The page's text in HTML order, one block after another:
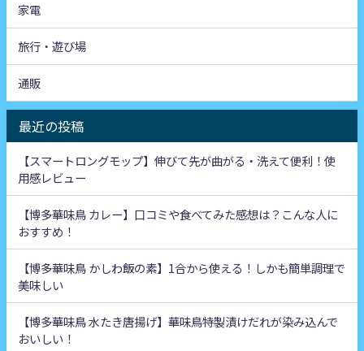
家電
旅行・遊び場
通販
最近の投稿
【スマートロングモップ】伸びて先が曲がる・洗えて便利！使
用感レビュー
【博多華味鳥 カレー】口コミや食べてみた感想は？こんな人に
おすすめ！
【博多華味鳥 かしわ飯の素】1合から使える！しかも簡単調理で
美味しい
【博多華味鳥 水たき唐揚げ】華味鳥特製漬けだれが染み込んで
おいしい！